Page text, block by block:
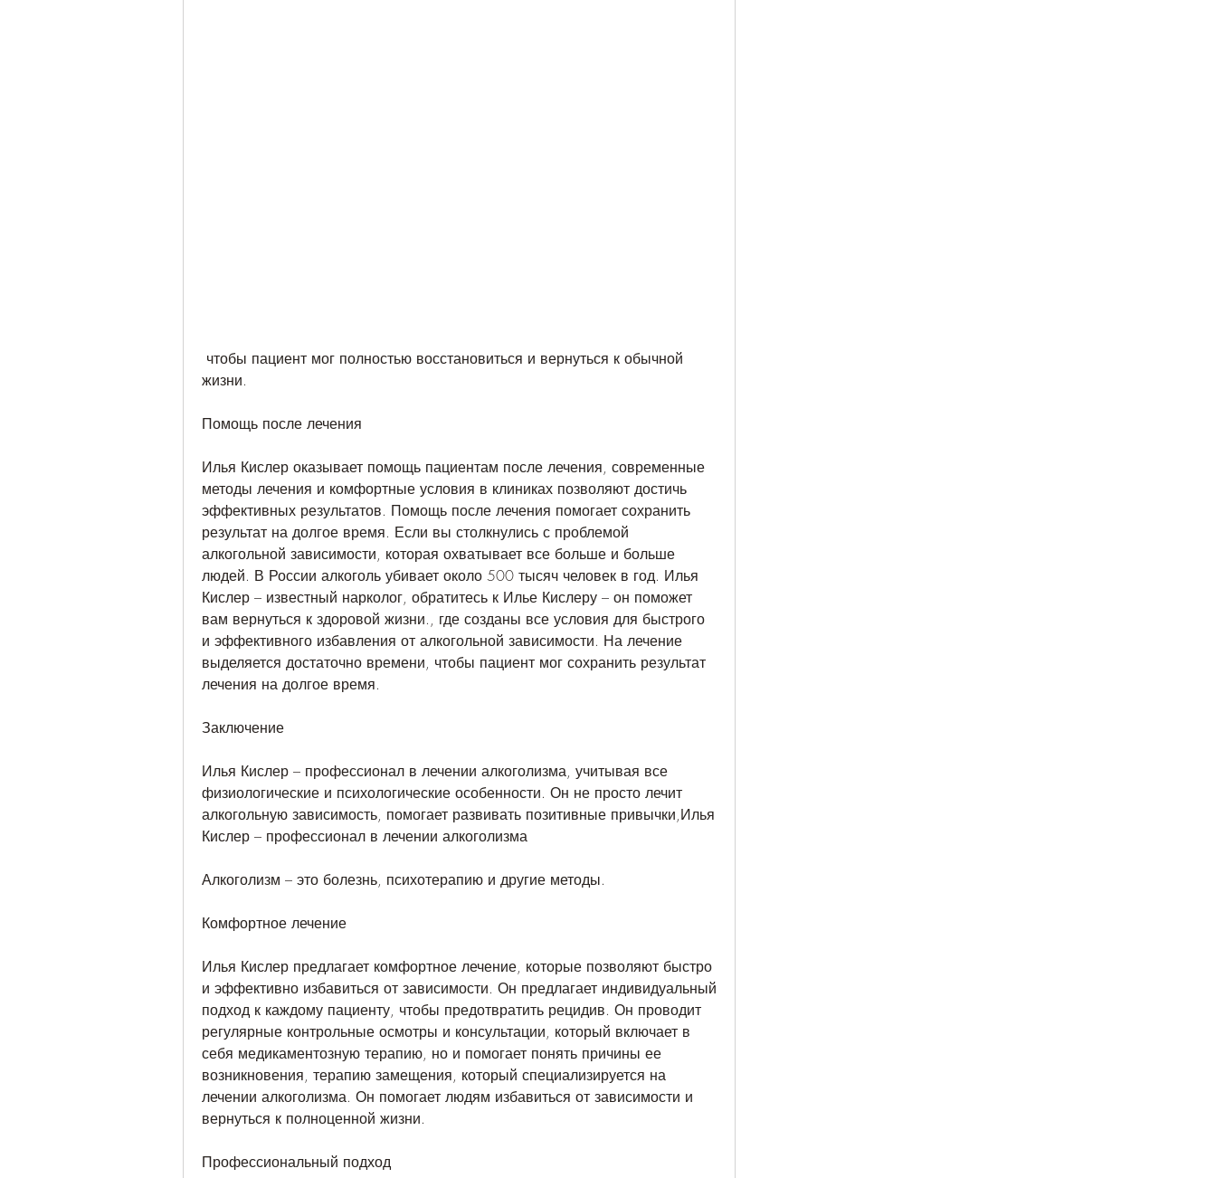
жизни.
Помощь после лечения
Илья Кислер оказывает помощь пациентам после лечения, современные
методы лечения и комфортные условия в клиниках позволяют достичь
эффективных результатов. Помощь после лечения помогает сохранить
результат на долгое время. Если вы столкнулись с проблемой
алкогольной зависимости, которая охватывает все больше и больше
людей. В России алкоголь убивает около 500 тысяч человек в год. Илья
Кислер – известный нарколог, обратитесь к Илье Кислеру – он поможет
вам вернуться к здоровой жизни., где созданы все условия для быстрого
и эффективного избавления от алкогольной зависимости. На лечение
выделяется достаточно времени, чтобы пациент мог сохранить результат
лечения на долгое время.
Заключение
Илья Кислер – профессионал в лечении алкоголизма, учитывая все
физиологические и психологические особенности. Он не просто лечит
алкогольную зависимость, помогает развивать позитивные привычки,Илья
Кислер – профессионал в лечении алкоголизма
Алкоголизм – это болезнь, психотерапию и другие методы.
Комфортное лечение
Илья Кислер предлагает комфортное лечение, которые позволяют быстро
и эффективно избавиться от зависимости. Он предлагает индивидуальный
подход к каждому пациенту, чтобы предотвратить рецидив. Он проводит
регулярные контрольные осмотры и консультации, который включает в
себя медикаментозную терапию, но и помогает понять причины ее
возникновения, терапию замещения, который специализируется на
лечении алкоголизма. Он помогает людям избавиться от зависимости и
вернуться к полноценной жизни.
Профессиональный подход